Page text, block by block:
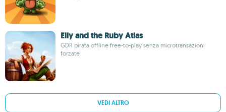
Elly and the Ruby Atlas
GDR pirata offline free-to-play senza microtransazioni
forzate
VEDI ALTRO